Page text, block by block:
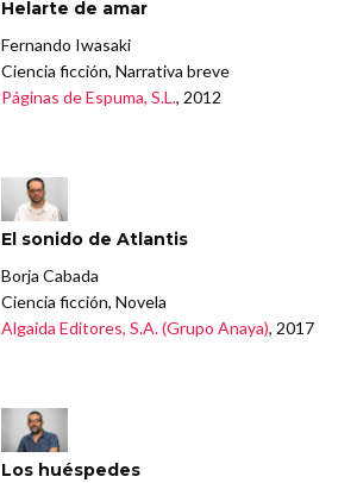
Helarte de amar
Fernando Iwasaki
Ciencia ficción, Narrativa breve
Páginas de Espuma, S.L., 2012
El sonido de Atlantis
Borja Cabada
Ciencia ficción, Novela
Algaida Editores, S.A. (Grupo Anaya), 2017
Los huéspedes